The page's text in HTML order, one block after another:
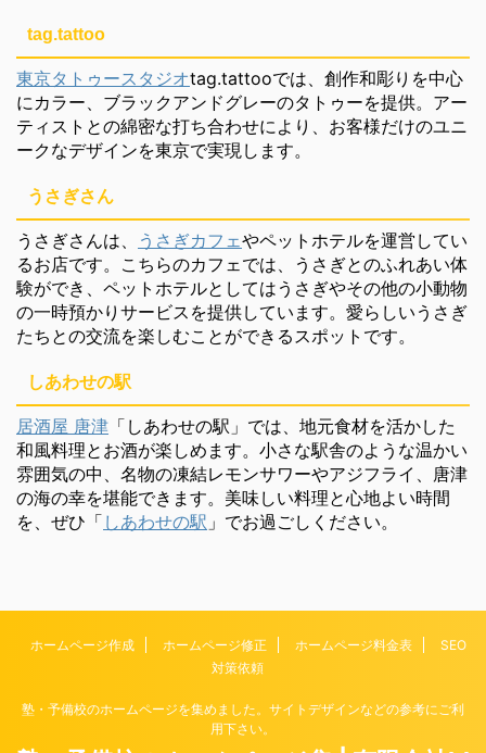
tag.tattoo
東京タトゥースタジオtag.tattooでは、創作和彫りを中心
にカラー、ブラックアンドグレーのタトゥーを提供。アー
ティストとの綿密な打ち合わせにより、お客様だけのユニ
ークなデザインを東京で実現します。
うさぎさん
うさぎさんは、 うさぎカフェやペットホテルを運営してい
るお店です。こちらのカフェでは、うさぎとのふれあい体
験ができ、ペットホテルとしてはうさぎやその他の小動物
の一時預かりサービスを提供しています。愛らしいうさぎ
たちとの交流を楽しむことができるスポットです。
しあわせの駅
居酒屋 唐津 「しあわせの駅」では、地元食材を活かした
和風料理とお酒が楽しめます。小さな駅舎のような温かい
雰囲気の中、名物の凍結レモンサワーやアジフライ、唐津
の海の幸を堪能できます。美味しい料理と心地よい時間
を、ぜひ「 しあわせの駅 」でお過ごしください。
ホームページ作成 ホームページ修正 ホームページ料金表
SEO
対策依頼
塾・予備校のホームページを集めました。サイトデザインなどの参考にご利
用下さい。